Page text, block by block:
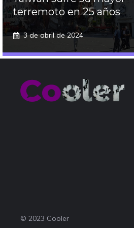
terremoto en 25 años
3 de abril de 2024
© 2023 Cooler